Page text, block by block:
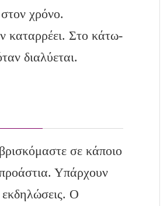
στον χρόνο.
καταρρέει. Στο κάτω-
διαλύεται.
σε κάποιο
Υπάρχουν
εκδηλώσεις. Ο